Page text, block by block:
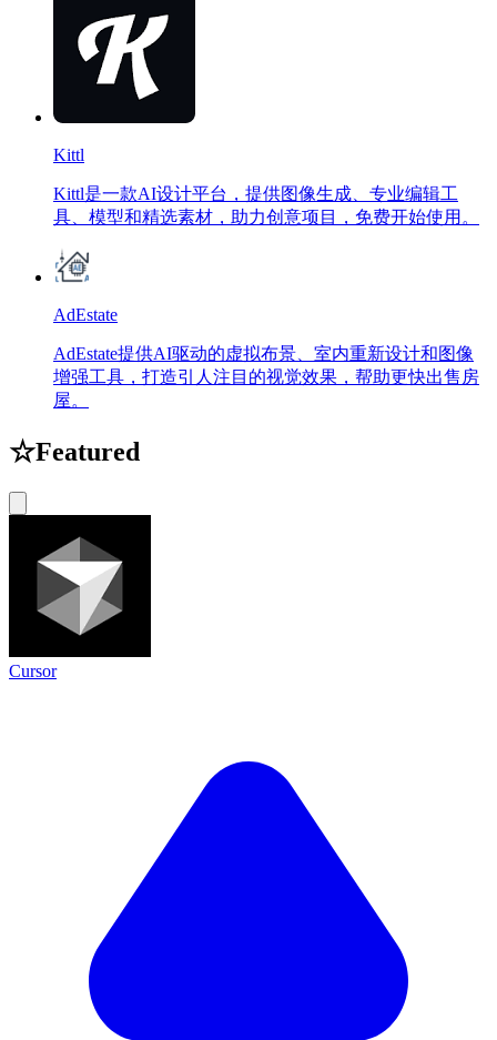
Kittl
Kittl是一款AI设计平台，提供图像生成、专业编辑工
具、模型和精选素材，助力创意项目，免费开始使用。
AdEstate
AdEstate提供AI驱动的虚拟布景、室内重新设计和图像
增强工具，打造引人注目的视觉效果，帮助更快出售房
屋。
☆Featured
Cursor